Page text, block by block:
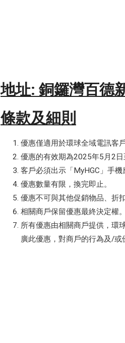
地址: 銅鑼灣百德
條款及細則
優惠僅適用於環球全域電訊客戶
優惠的有效期為2025年5月2日
客戶必須出示「MyHGC」手機
優惠數量有限，換完即止。
優惠不可與其他促銷物品、折
相關商戶保留優惠最終決定權。
所有優惠由相關商戶提供，環
廣此優惠，對商戶的行為及/或